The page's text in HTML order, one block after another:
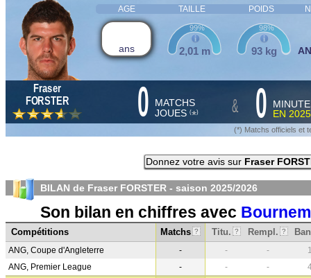
AGE TAILLE POIDS
ans 2,01 m
99%
93 kg
98%
Fraser
FORSTER
0 MATCHS
JOUES (*) & 0
EN
(*) Matchs officiels et
Donnez votre avis sur Fraser
BILAN de Fraser FORSTER - saison 2025/2026
Son bilan en chiffres avec
Compétitions Matchs ? Titu. ? Rempl. ?
ANG, Coupe d'Angleterre - - -
ANG, Premier League
- - -